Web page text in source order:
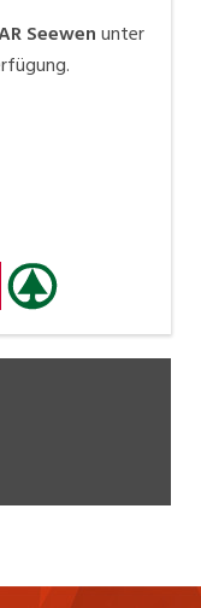
Seewenunter